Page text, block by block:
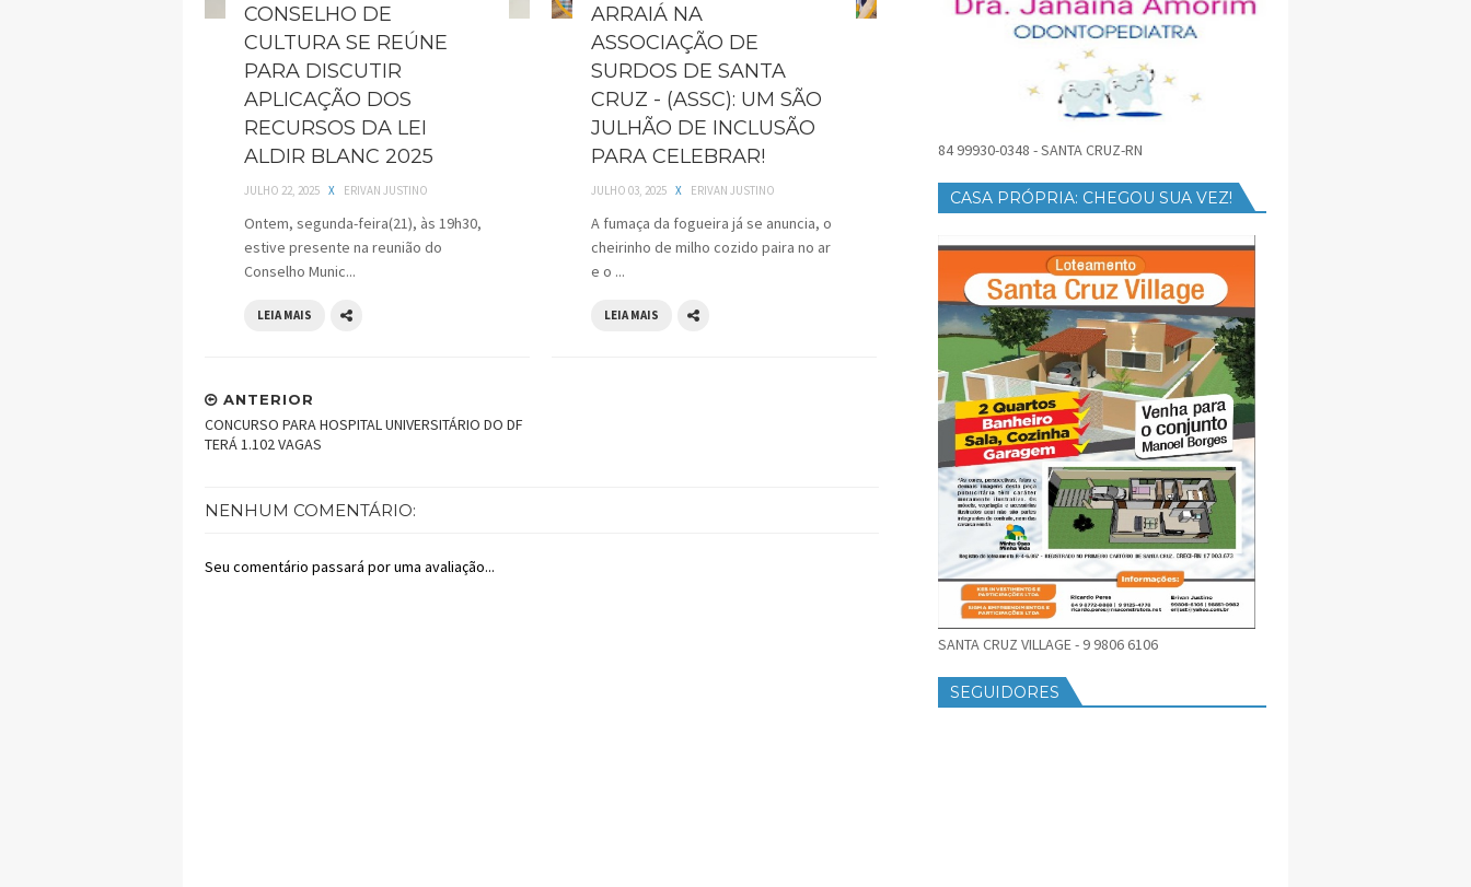
CONSELHO DE
CULTURA SE REÚNE
PARA DISCUTIR
APLICAÇÃO DOS
RECURSOS DA LEI
ALDIR BLANC 2025
JULHO 22, 2025 X ERIVAN JUSTINO
Ontem, segunda-feira(21), às 19h30,
estive presente na reunião do
Conselho Munic...
LEIA MAIS
ARRAIÁ NA
ASSOCIAÇÃO DE
SURDOS DE SANTA
CRUZ - (ASSC): UM SÃO
JULHÃO DE INCLUSÃO
PARA CELEBRAR!
JULHO 03, 2025 X ERIVAN JUSTINO
A fumaça da fogueira já se anuncia, o
cheirinho de milho cozido paira no ar
e o ...
LEIA MAIS
ANTERIOR
CONCURSO PARA HOSPITAL UNIVERSITÁRIO DO DF
TERÁ 1.102 VAGAS
NENHUM COMENTÁRIO:
Seu comentário passará por uma avaliação...
84 99930-0348 - SANTA CRUZ-RN
CASA PRÓPRIA: CHEGOU SUA VEZ!
SANTA CRUZ VILLAGE - 9 9806 6106
SEGUIDORES